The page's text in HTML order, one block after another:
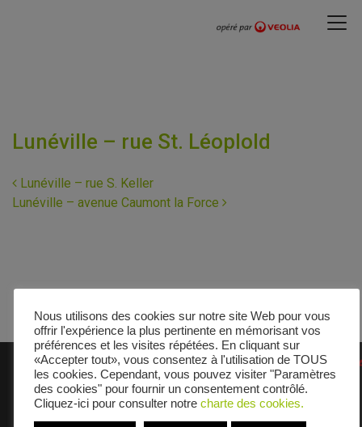
Lunéville – rue St. Léoplold
Navigation
Lunéville – rue S. Keller
Lunéville – avenue Caumont la Force
MENTIONS LÉGALES
POLITIQUE CONFIDENTIALITÉ
Nous utilisons des cookies sur notre site Web pour vous
offrir l'expérience la plus pertinente en mémorisant vos
préférences et les visites répétées. En cliquant sur
«Accepter tout», vous consentez à l'utilisation de TOUS
les cookies. Cependant, vous pouvez visiter "Paramètres
des cookies" pour fournir un consentement contrôlé.
Cliquez-ici pour consulter notre charte des cookies.